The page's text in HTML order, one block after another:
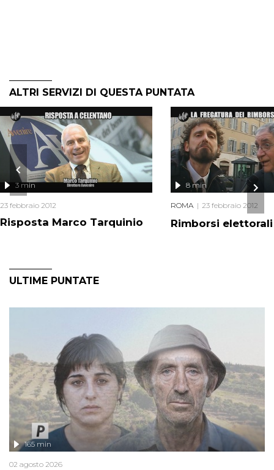
ALTRI SERVIZI DI QUESTA PUNTATA
Risposta Marco Tarquinio
3 min
23 febbraio 2012
Rimborsi elettorali
8 min
ROMA 23 febbraio 2012
ULTIME PUNTATE
165 min
02 agosto 2026